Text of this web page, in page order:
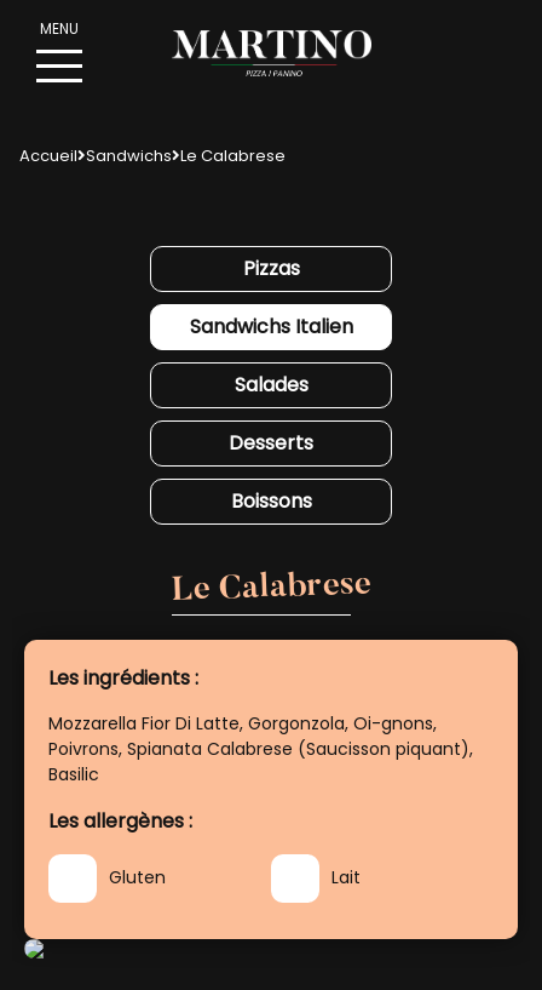
ADE
S
DES
SER
T
BOIS
SON
Accueil Sandwichs Le Calabrese
Pizzas
Sandwichs Italien
Salades
Desserts
Boissons
Le Calabrese
Les ingrédients :
Mozzarella Fior Di Latte, Gorgonzola, Oi-gnons,
Poivrons, Spianata Calabrese (Saucisson piquant),
Basilic
Les allergènes :
Gluten Lait